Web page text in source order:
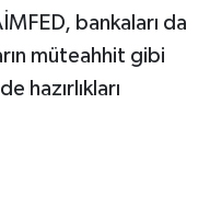
bankaları da
müteahhit gibi
hazırlıkları